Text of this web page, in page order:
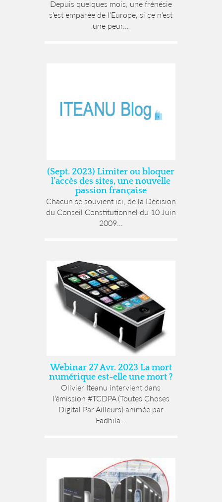
Depuis quelques mois, une frénésie
s’est emparée de l’Europe, si ce n’est
une peur...
(Sept. 2023) Limiter ou bloquer
l’accès des sites, une nouvelle
passion française
Chacun se souvient ici, de la Décision
du Conseil Constitutionnel du 10 Juin
2009...
Webinar 27 Avr. 2023 La mort
numérique est-elle une mort ?
Olivier Iteanu intervient dans
l’émission #TCDPA (Toutes Choses
Digital Par Ailleurs) animée par
Fadhila...